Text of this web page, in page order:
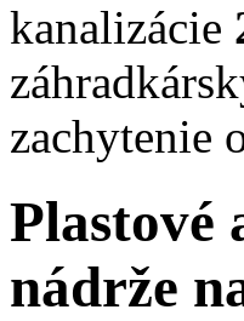
kanalizácie
zachytenie
Plastové
nádrže